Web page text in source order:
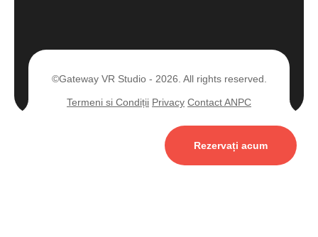
©Gateway VR Studio - 2026. All rights reserved.
Termeni si Condiții Privacy Contact ANPC
Rezervați acum